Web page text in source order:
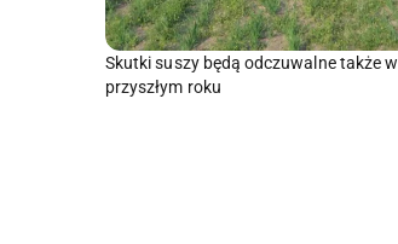
Skutki suszy będą odczuwalne także w
przyszłym roku